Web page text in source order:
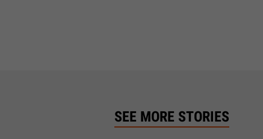
SEE MORE STORIES